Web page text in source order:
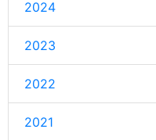
2024
2023
2022
2021